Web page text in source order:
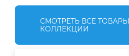
СМОТРЕТЬ ВСЕ ТОВАРЫ
КОЛЛЕКЦИИ